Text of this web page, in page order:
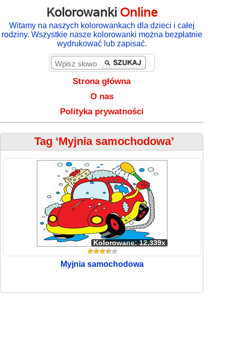
Kolorowanki Online
Witamy na naszych kolorowankach dla dzieci i całej
rodziny. Wszystkie nasze kolorowanki można bezpłatnie
wydrukować lub zapisać.
Strona główna
O nas
Polityka prywatności
Tag ‘Myjnia samochodowa’
Kolorowane: 12,339x
Myjnia samochodowa